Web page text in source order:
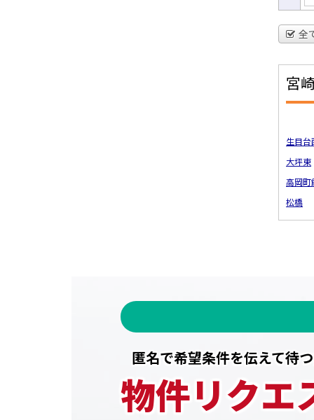
全
宮
生目台
大坪東
高岡町
松橋
匿名で希望条件を伝えて待
物件リクエ